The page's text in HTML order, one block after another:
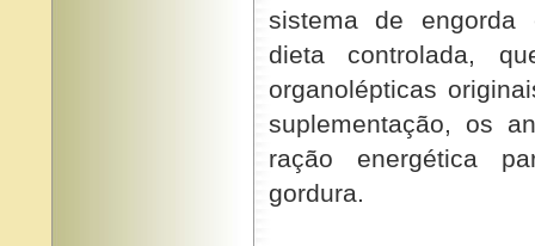
sistema de engorda
dieta controlada,
organolépticas
suplementação, os
ração energética
gordura.